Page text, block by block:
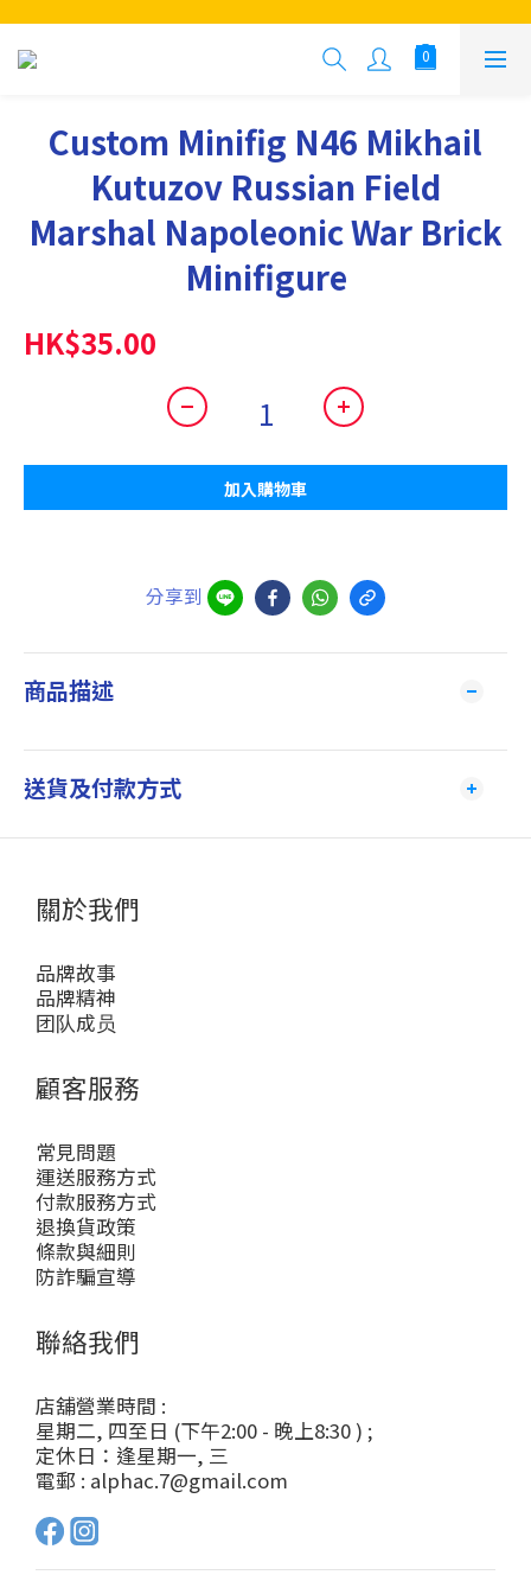
Custom Minifig N46 Mikhail
Kutuzov Russian Field
Marshal Napoleonic War Brick
Minifigure
HK$35.00
加入購物車
分享到
商品描述
送貨及付款方式
關於我們
品牌故事
品牌精神
团队成员
顧客服務
常見問題
運送服務方式
付款服務方式
退換貨政策
條款與細則
防詐騙宣導
聯絡我們
店舖營業時間 :
星期二, 四至日 (下午2:00 - 晚上8:30 ) ;
定休日：逢星期一, 三
電郵 : alphac.7@gmail.com